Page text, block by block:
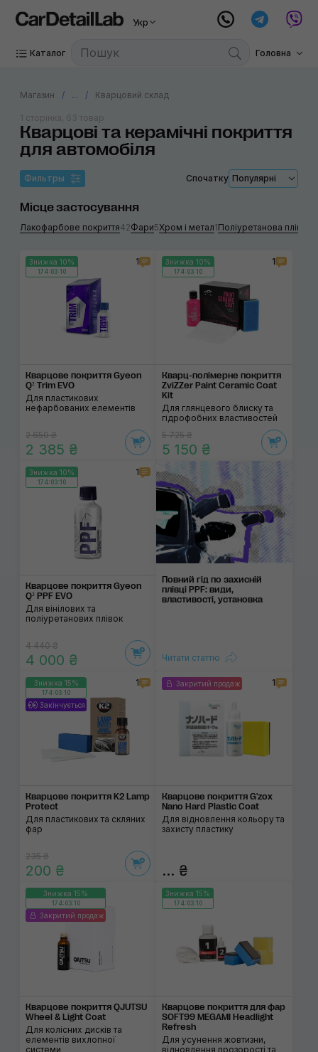
Укр
Каталог Головна
Магазин ... Кварцовий склад
Кварцові та керамічні покриття
для автомобіля
1 сторінка, 63 товар
Фильтры Спочатку Популярні
Місце застосування
Лакофарбове покриття42Фари5Хром і метал1Поліуретанова плівка
Знижка 10%
174:03:10
1
Кварцове покриття Gyeon
Q² Trim EVO
Для пластикових
нефарбованих елементів
2 650 ₴
2 385 ₴
Знижка 10%
174:03:10
1
Кварц-полімерне покриття
ZviZZer Paint Ceramic Coat
Kit
Для глянцевого блиску та
гідрофобних властивостей
5 725 ₴
5 150 ₴
Знижка 10%
174:03:10
1
Кварцове покриття Gyeon
Q² PPF EVO
Для вінілових та
поліуретанових плівок
4 440 ₴
4 000 ₴
Повний гід по захисній
плівці PPF: види,
властивості, установка
Читати статтю
Знижка 15%
174:03:10
Закінчується
1
Кварцове покриття K2 Lamp
Protect
Для пластикових та скляних
фар
235 ₴
200 ₴
Закритий продаж 1
Кварцове покриття G'zox
Nano Hard Plastic Coat
Для відновлення кольору та
захисту пластику
... ₴
Знижка 15%
174:03:10
Закритий продаж
Кварцове покриття QJUTSU
Wheel & Light Coat
Для колісних дисків та
елементів вихлопної
системи
Знижка 15%
174:03:10
Кварцове покриття для фар
SOFT99 MEGAMI Headlight
Refresh
Для усунення жовтизни,
відновлення прозорості та